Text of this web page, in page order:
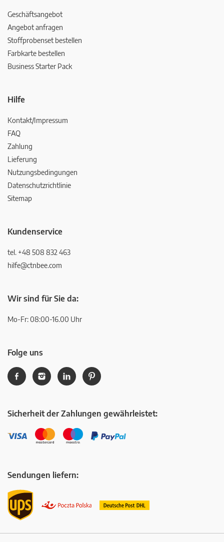
Geschäftsangebot
Angebot anfragen
Stoffprobenset bestellen
Farbkarte bestellen
Business Starter Pack
Hilfe
Kontakt/Impressum
FAQ
Zahlung
Lieferung
Nutzungsbedingungen
Datenschutzrichtlinie
Sitemap
Kundenservice
tel. +48 508 832 463
hilfe@ctnbee.com
Wir sind für Sie da:
Mo-Fr: 08:00-16.00 Uhr
Folge uns
Sicherheit der Zahlungen gewährleistet:
Sendungen liefern: